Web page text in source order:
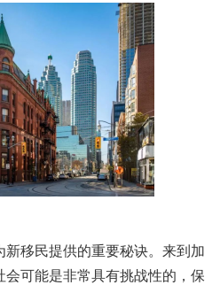
移民提供的重要秘诀。来到加
可能是非常具有挑战性的，保